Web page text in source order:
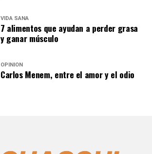
VIDA SANA
7 alimentos que ayudan a perder grasa
y ganar músculo
OPINIÓN
Carlos Menem, entre el amor y el odio